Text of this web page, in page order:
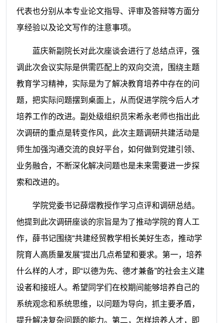
代表也分别从本专业论文指导、评审及答辩等方面分
享经验以及论文写作的注意事项。
蓝庆新副院长对此次座谈会进行了总结点评，强
调此次会议实际是供需匹配上的双向交流，围绕主题
教育学习精神，实际是为了解决教育培养中存在的问
题，把实际问题摆到桌面上，从而促进学院今后人才
培养工作的改进。副处级组织员宋希永老师也指出此
次调研的重点是转变作风，此次主题调研共建活动是
师生加强沟通交流的良好平台，如何做到党建引领、
业务融合，不断深化解决问题也是未来需要进一步探
索和改进的。
学院党委书记薛熠教授作学习点评和调研总结。
他提到此次调研座谈的宗旨是为了推动学院的育人工
作，薛书记围绕“共建经贸教学相长美好生态，推动学
院育人高质量发展”提出几点希望和要求。第一，培养
什么样的人才，即“以德为先、德才兼备”的社会主义建
设者和接班人。希望同学们在校期间能够培养自己的
系统观念和系统思维，以问题为导向，抓主要矛盾，
提升解决复杂问题的能力。第二，怎样培养人才，即